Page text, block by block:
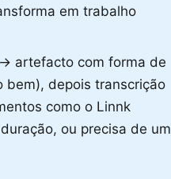
em trabalho
artefacto com forma de
bem), depois transcrição
como o Linnk
ou precisa de um